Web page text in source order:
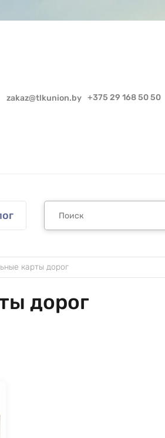
zakaz@tlkunion.by +375 29 168 50 50
карты дорог
дорог